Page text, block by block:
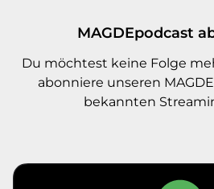
MAGDEpodcast
Du möchtest keine Folge
abonniere unseren
bekannten